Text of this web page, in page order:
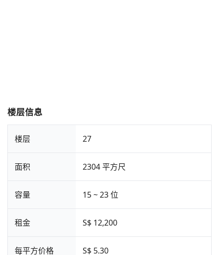
楼层信息
楼层 27
面积 2304 平方尺
容量 15 ~ 23 位
租金 S$ 12,200
每平方价格 S$ 5.30